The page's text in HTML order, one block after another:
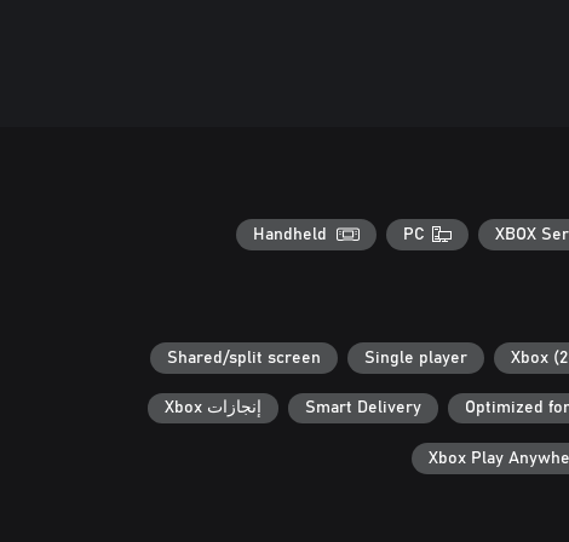
XBOX
PC
Handheld
Single player
Shared/split screen
Optimized
Smart Delivery إنجازات Xbox
Xbox Play